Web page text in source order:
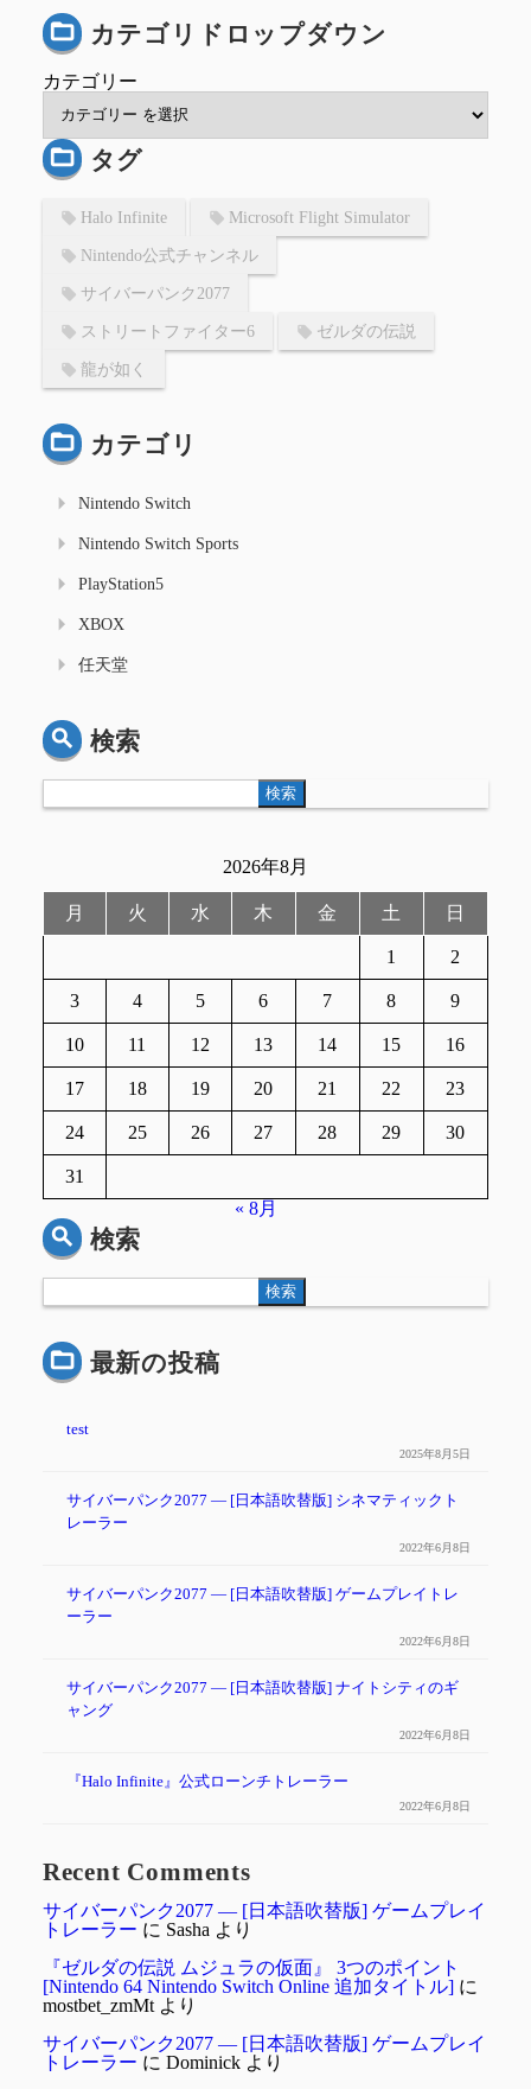
カテゴリドロップダウン
カテゴリー
タグ
Halo Infinite Microsoft Flight Simulator
Nintendo公式チャンネル
サイバーパンク2077
ストリートファイター6 ゼルダの伝説
龍が如く
カテゴリ
Nintendo Switch
Nintendo Switch Sports
PlayStation5
XBOX
任天堂
検索
検索
2026年8月
月 火 水 木 金 土 日
1 2
3 4 5 6 7 8 9
10 11 12 13 14 15 16
17 18 19 20 21 22 23
24 25 26 27 28 29 30
31
« 8月
検索
検索
最新の投稿
test
2025年8月5日
サイバーパンク2077 ― [日本語吹替版] シネマティックト
レーラー
2022年6月8日
サイバーパンク2077 ― [日本語吹替版] ゲームプレイトレ
ーラー
2022年6月8日
サイバーパンク2077 — [日本語吹替版] ナイトシティのギ
ャング
2022年6月8日
『Halo Infinite』公式ローンチトレーラー
2022年6月8日
Recent Comments
サイバーパンク2077 ― [日本語吹替版] ゲームプレイ
トレーラー に Sasha より
『ゼルダの伝説 ムジュラの仮面』 3つのポイント
[Nintendo 64 Nintendo Switch Online 追加タイトル]に
mostbet_zmMtより
サイバーパンク2077 ― [日本語吹替版] ゲームプレイ
トレーラー に Dominickより